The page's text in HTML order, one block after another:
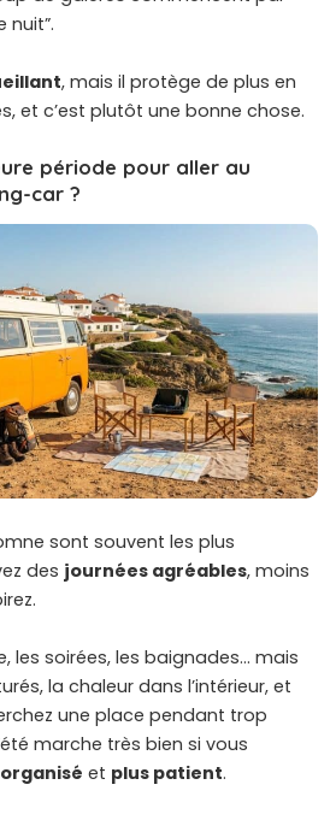
nuit”.
, mais il protège de plus en
et c’est plutôt une bonne chose.
période pour aller au
car ?
sont souvent les plus
des journées agréables, moins
les soirées, les baignades… mais
la chaleur dans l’intérieur, et
une place pendant trop
marche très bien si vous
et plus patient.